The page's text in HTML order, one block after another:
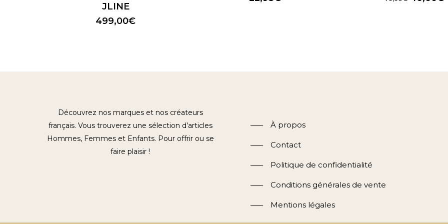
JLINE
499,00€
Découvrez nos marques et nos créateurs
français. Vous trouverez une sélection d’articles
Hommes, Femmes et Enfants. Pour offrir ou se
faire plaisir !
À propos
Contact
Politique de confidentialité
Conditions générales de vente
Mentions légales